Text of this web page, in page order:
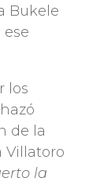
Bukele
los
de la
Villatoro
la